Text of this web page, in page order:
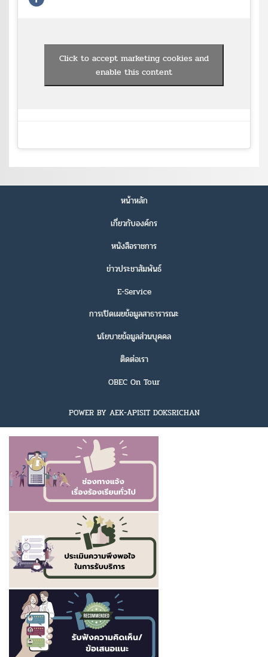
Click to accept marketing cookies and
enable this content
หน้าหลัก
เกี่ยวกับองค์กร
หนังสือราชการ
ข่าวประชาสัมพันธ์
E-Service
การเปิดเผยข้อมูลสาธารารณะ
นโยบายข้อมูลส่วนบุคคล
ติดต่อเรา
OBEC On Tour
POWER BY AEK-APISIT DOKSRICHAN